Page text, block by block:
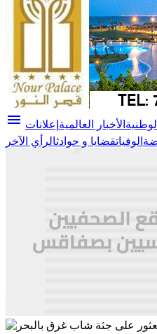
menu الأخبار العالمية إعلانات
الوفياتقضايا و حوادثالرأي الآخر